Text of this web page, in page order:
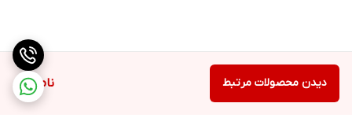
ناموجود دیدن محصولات مرتبط